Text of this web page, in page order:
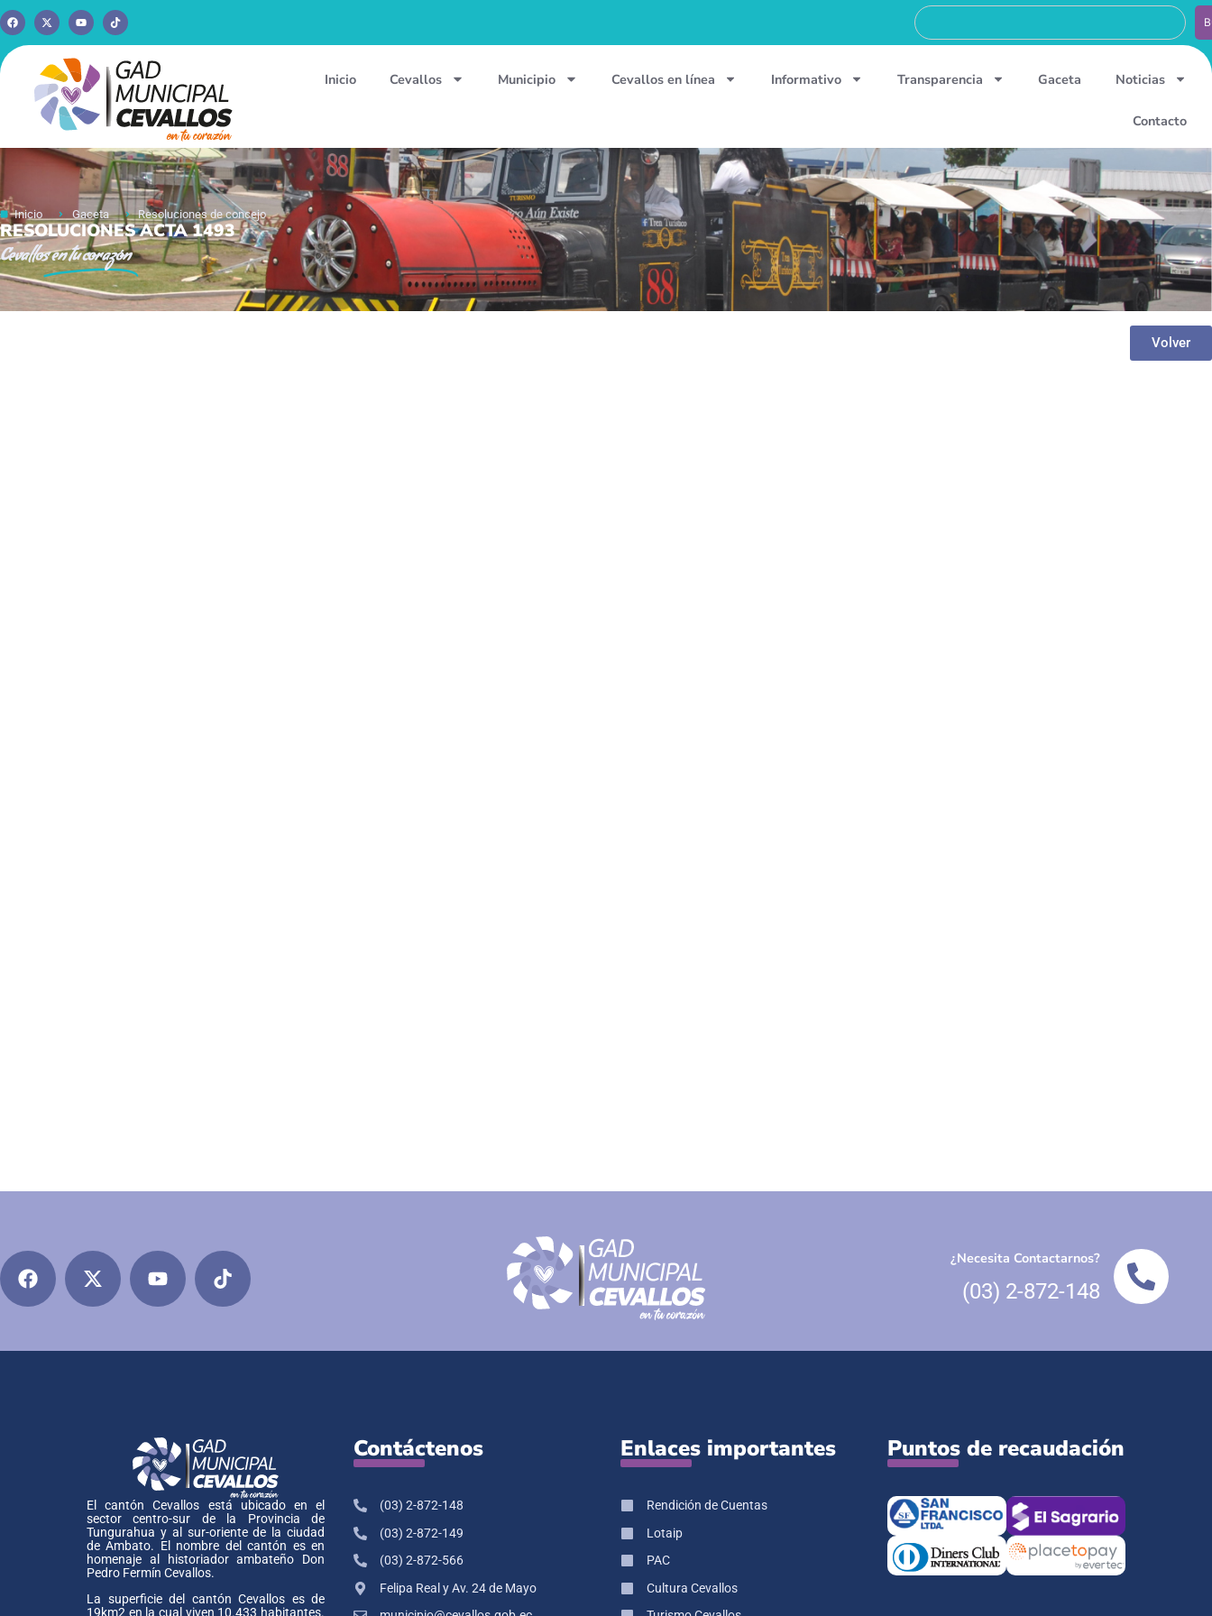
Inicio Cevallos Municipio Cevallos en línea Informativo Transparencia Gaceta Noticias
Contacto
Inicio Gaceta Resoluciones de concejo
RESOLUCIONES ACTA 1493
Cevallosen tu corazón
Volver
¿Necesita Contactarnos?
(03) 2-872-148
El cantón Cevallos está ubicado en el
sector centro-sur de la Provincia de
Tungurahua y al sur-oriente de la ciudad
de Ambato. El nombre del cantón es en
homenaje al historiador ambateño Don
Pedro Fermín Cevallos.
La superficie del cantón Cevallos es de
Contáctenos
(03) 2-872-148
(03) 2-872-149
(03) 2-872-566
Felipa Real y Av. 24 de Mayo
Enlaces importantes
Rendición de Cuentas
Lotaip
PAC
Cultura Cevallos
Puntos de recaudación